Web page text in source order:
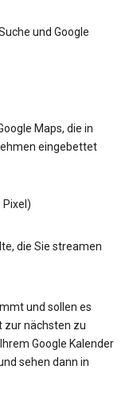
und Google
Maps, die in
eingebettet
Pixel)
die Sie streamen
und sollen es
zur nächsten zu
Google Kalender
sehen dann in